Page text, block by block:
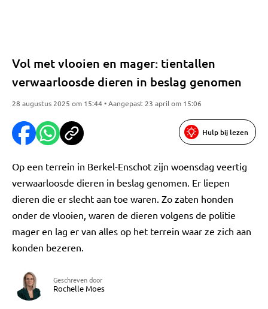
Vol met vlooien en mager: tientallen
verwaarloosde dieren in beslag genomen
28 augustus 2025 om 15:44 • Aangepast 23 april om 15:06
Hulp bij lezen
Op een terrein in Berkel-Enschot zijn woensdag veertig
verwaarloosde dieren in beslag genomen. Er liepen
dieren die er slecht aan toe waren. Zo zaten honden
onder de vlooien, waren de dieren volgens de politie
mager en lag er van alles op het terrein waar ze zich aan
konden bezeren.
Geschreven door
Rochelle Moes